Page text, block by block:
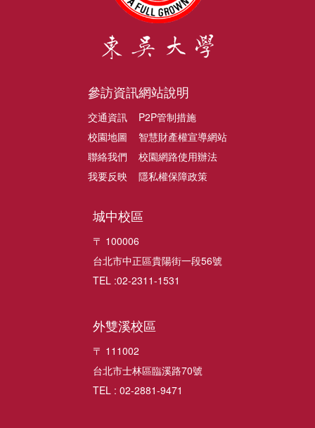
參訪資訊
交通資訊
校園地圖
聯絡我們
我要反映
網站說明
P2P管制措施
智慧財產權宣導網站
校園網路使用辦法
隱私權保障政策
城中校區
〒 100006
台北市中正區貴陽街一段56號
TEL :02-2311-1531
外雙溪校區
〒 111002
台北市士林區臨溪路70號
TEL : 02-2881-9471